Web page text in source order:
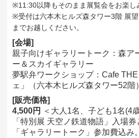
※11:30以降もそのまま展覧会をお楽し
※受付は六本木ヒルズ森タワー3階 展
までお越しください。
[会場]
親子向けギャラリートーク：森ア
ー＆スカイギャラリー
夢駅弁ワークショップ：Cafe
ェ」（六本木ヒルズ森タワー52階）
[販売価格]
4,500円
＜大人1名、子ども1名(4
「特別展 天空ノ鉄道物語」入場券
「ギャラリートーク」参加費込み